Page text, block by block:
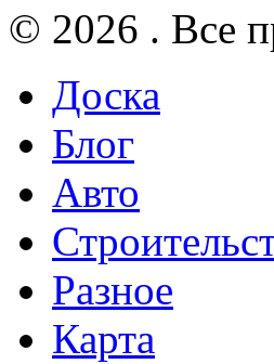
© 2026 . Все
Доска
Блог
Авто
Разное
Карта